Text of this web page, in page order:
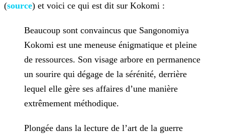
(source) et voici ce qui est dit sur Kokomi :
Beaucoup sont convaincus que Sangonomiya
Kokomi est une meneuse énigmatique et pleine
de ressources. Son visage arbore en permanence
un sourire qui dégage de la sérénité, derrière
lequel elle gère ses affaires d’une manière
extrêmement méthodique.
Plongée dans la lecture de l’art de la guerre